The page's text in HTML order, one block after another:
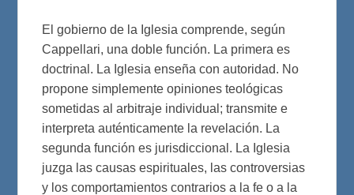
El gobierno de la Iglesia comprende, según
Cappellari, una doble función. La primera es
doctrinal. La Iglesia enseña con autoridad. No
propone simplemente opiniones teológicas
sometidas al arbitraje individual; transmite e
interpreta auténticamente la revelación. La
segunda función es jurisdiccional. La Iglesia
juzga las causas espirituales, las controversias
y los comportamientos contrarios a la fe o a la